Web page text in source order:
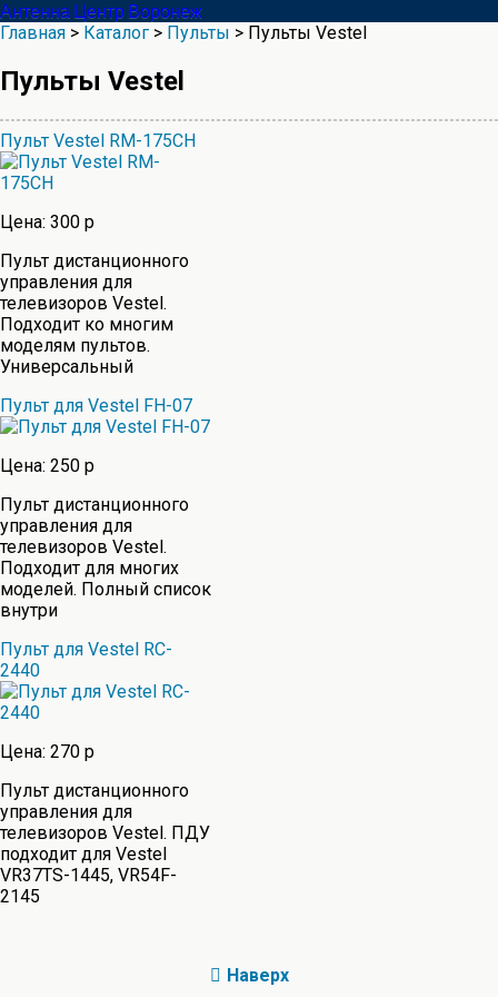
Антенна Центр Воронеж
Главная > Каталог > Пульты > Пульты Vestel
Пульты Vestel
Пульт Vestel RM-175CH
Цена: 300 р
Пульт дистанционного
управления для
телевизоров Vestel.
Подходит ко многим
моделям пультов.
Универсальный
Пульт для Vestel FH-07
Цена: 250 р
Пульт дистанционного
управления для
телевизоров Vestel.
Подходит для многих
моделей. Полный список
внутри
Пульт для Vestel RC-
2440
Цена: 270 р
Пульт дистанционного
управления для
телевизоров Vestel. ПДУ
подходит для Vestel
VR37TS-1445, VR54F-
2145
Наверх